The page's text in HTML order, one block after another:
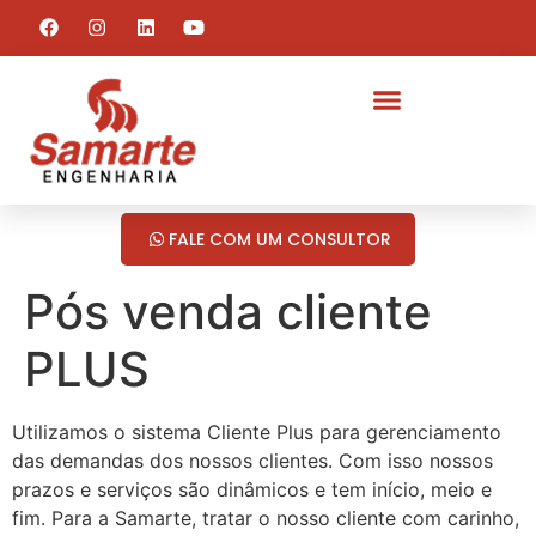
FALE COM UM CONSULTOR
Pós venda cliente
PLUS
Utilizamos o sistema Cliente Plus para gerenciamento
das demandas dos nossos clientes. Com isso nossos
prazos e serviços são dinâmicos e tem início, meio e
fim. Para a Samarte, tratar o nosso cliente com carinho,